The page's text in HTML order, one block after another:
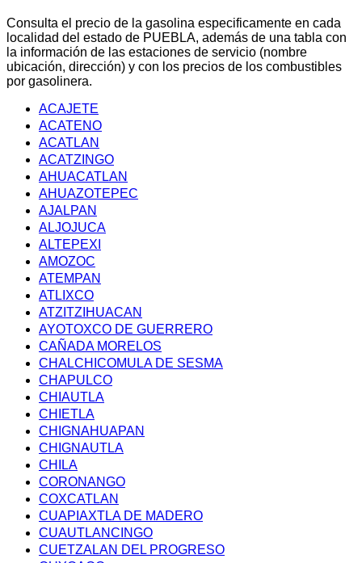
Consulta el precio de la gasolina especificamente en cada
localidad del estado de PUEBLA, además de una tabla con
la información de las estaciones de servicio (nombre
ubicación, dirección) y con los precios de los combustibles
por gasolinera.
ACAJETE
ACATENO
ACATLAN
ACATZINGO
AHUACATLAN
AHUAZOTEPEC
AJALPAN
ALJOJUCA
ALTEPEXI
AMOZOC
ATEMPAN
ATLIXCO
ATZITZIHUACAN
AYOTOXCO DE GUERRERO
CAÑADA MORELOS
CHALCHICOMULA DE SESMA
CHAPULCO
CHIAUTLA
CHIETLA
CHIGNAHUAPAN
CHIGNAUTLA
CHILA
CORONANGO
COXCATLAN
CUAPIAXTLA DE MADERO
CUAUTLANCINGO
CUETZALAN DEL PROGRESO